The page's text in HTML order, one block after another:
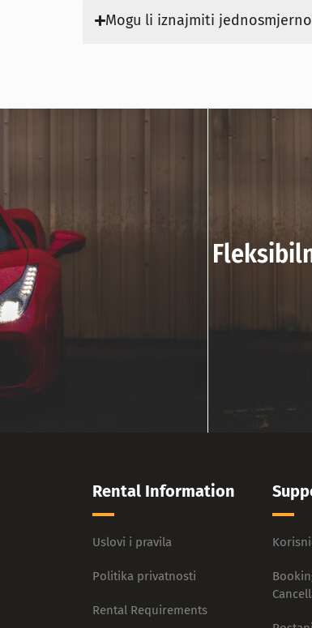
Mogu li iznajmiti
Rental Information
Uslovi i pravila
Politika privatnosti
Rental Requirements